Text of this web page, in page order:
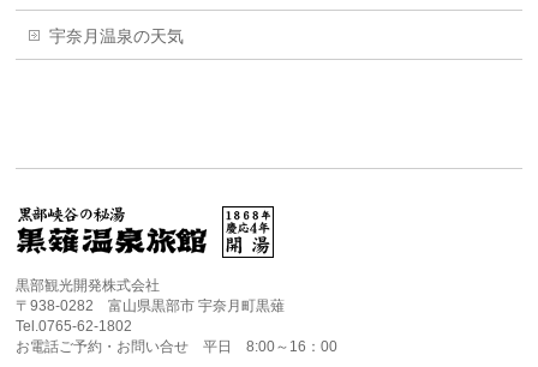
宇奈月温泉の天気
黒部観光開発株式会社
〒938-0282 富山県黒部市 宇奈月町黒薙
Tel.0765-62-1802
お電話ご予約・お問い合せ 平日 8:00～16：00